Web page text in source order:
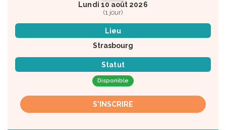
Lundi 10 août 2026
(1 jour)
Lieu
Strasbourg
Statut
Disponible
S'INSCRIRE